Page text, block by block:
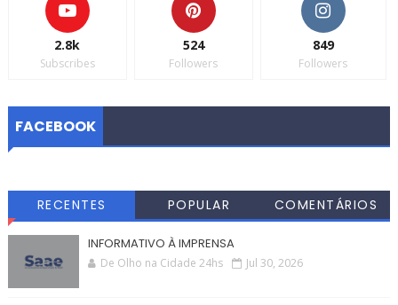
2.8k
Subscribes
524
Followers
849
Followers
FACEBOOK
RECENTES POPULAR COMENTÁRIOS
INFORMATIVO À IMPRENSA
De Olho na Cidade 24hs Jul 30, 2026